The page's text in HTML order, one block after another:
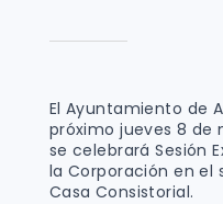
El Ayuntamiento de
próximo jueves 8 de
se celebrará Sesión
la Corporación en el
Casa Consistorial.